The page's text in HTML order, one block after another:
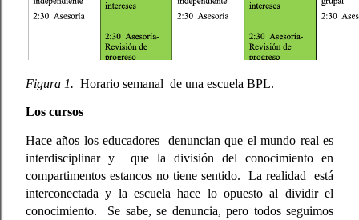
Figura 1. Horario semanal  de una escuela BPL.
Los cursos
Hace años los educadores  denuncian que el mundo real es
interdisciplinar y  que la división del conocimiento en
compartimentos estancos no tiene sentido.  La realidad  está
interconectada y la escuela hace lo opuesto al dividir el
conocimiento.  Se sabe, se denuncia, pero todos seguimos